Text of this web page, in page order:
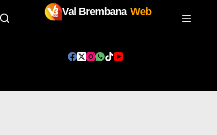
Val Brembana Web